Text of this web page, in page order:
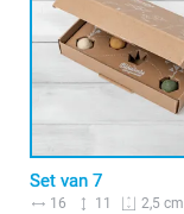
Set van 7
16 11 2,5 cm